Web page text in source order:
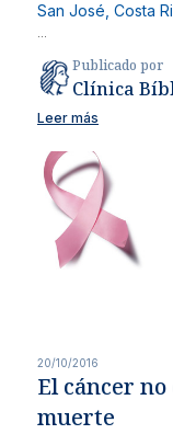
San José, Costa
Publicado por
Clínica
Leer más
20/10/2016
El cáncer
muerte